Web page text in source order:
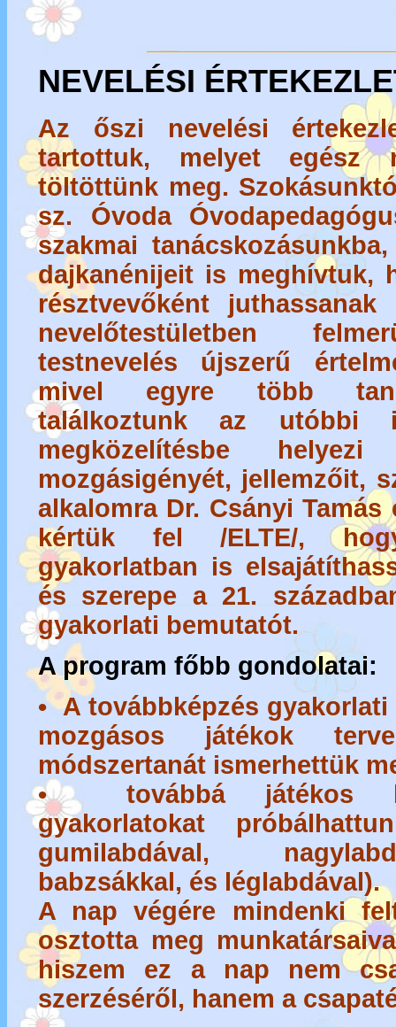
NEVELÉSI
Az őszi nevelési
tartottuk, melyet egész
töltöttünk meg.
sz. Óvoda
szakmai
dajkanénijeit is meghívtuk,
résztvevőként
nevelőtestületben
testnevelés újszerű
mivel egyre több
találkoztunk az utóbbi
megközelítésbe
mozgásigényét, jellemzőit,
alkalomra Dr. Csányi
kértük fel /ELTE/,
gyakorlatban is
és szerepe a 21.
gyakorlati bemutatót.
A program főbb gondolatai:
• A továbbképzés
mozgásos játékok
módszertanát ismerhettük
• továbbá játékos
gyakorlatokat
gumilabdával,
babzsákkal, és léglabdával).
A nap végére mindenki
osztotta meg
hiszem ez a nap nem
szerzéséről, hanem a